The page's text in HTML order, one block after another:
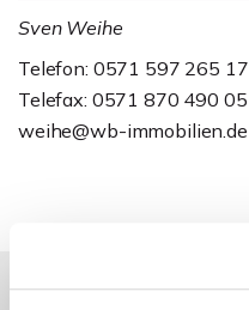
Sven Weihe
Telefon: 0571 597 265 17
Telefax: 0571 870 490 05
weihe@wb-immobilien.de